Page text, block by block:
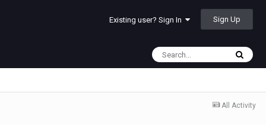
Existing user? Sign In Sign Up
All Activity